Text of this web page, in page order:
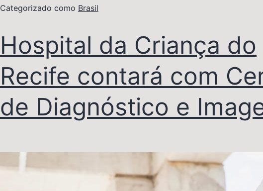
Categorizado como Brasil
Hospital da Criança do
Recife contará com
de Diagnóstico e